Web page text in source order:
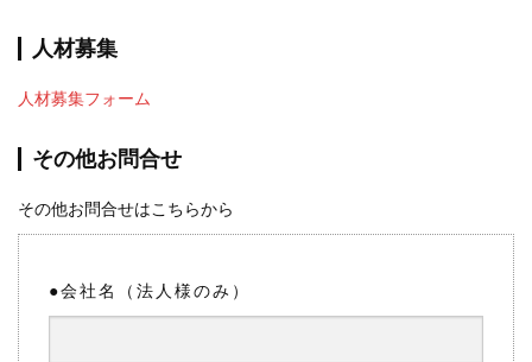
人材募集
人材募集フォーム
その他お問合せ
その他お問合せはこちらから
●会社名（法人様のみ）